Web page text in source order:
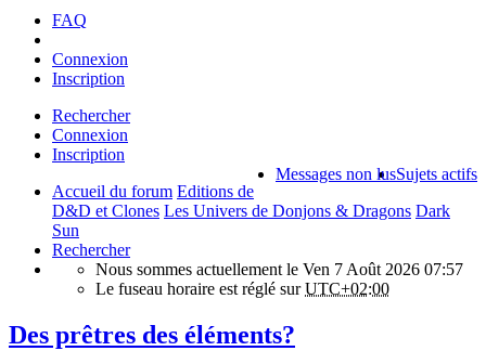
FAQ
Connexion
Inscription
Rechercher
Connexion
Inscription
Sujets actifs
Messages non lus
Accueil du forum Editions de
D&D et Clones Les Univers de Donjons & Dragons Dark
Sun
Rechercher
Nous sommes actuellement le Ven 7 Août 2026 07:57
Le fuseau horaire est réglé surUTC+02:00
Des prêtres des éléments?